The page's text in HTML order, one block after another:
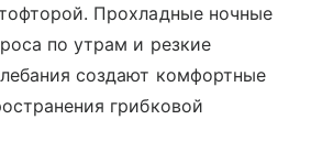
Прохладные ночные
по утрам и резкие
создают комфортные
грибковой